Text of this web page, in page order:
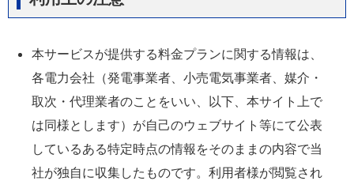
本サービスが提供する料金プランに関する情報は、
各電力会社（発電事業者、小売電気事業者、媒介・
取次・代理業者のことをいい、以下、本サイト上で
は同様とします）が自己のウェブサイト等にて公表
しているある特定時点の情報をそのままの内容で当
社が独自に収集したものです。利用者様が閲覧され